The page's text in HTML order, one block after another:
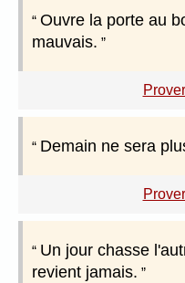
Ouvre la porte au
mauvais.
Demain ne sera
Un jour chasse
revient jamais.